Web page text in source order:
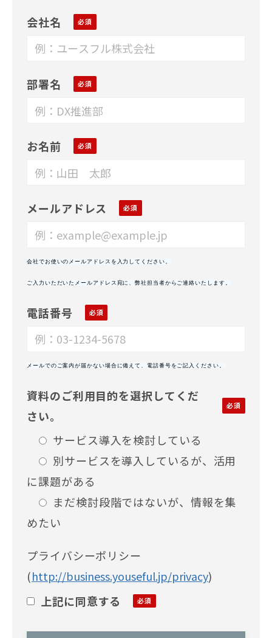
会社名
部署名
お名前
メールアドレス
会社でお使いのメールアドレスを入力してください。
ご入力いただいたメールアドレス宛に、弊社担当者からご連絡いたします。
電話番号
メールでのご案内が届かない場合に備えて、電話番号をご記入ください。
資料のご利用目的を選択してくだ
さい。
サービス導入を検討している
別サービスを導入しているが、活用
に課題がある
まだ検討段階ではないが、情報を集
めたい
プライバシーポリシー
(http://business.youseful.jp/privacy)
上記に同意する